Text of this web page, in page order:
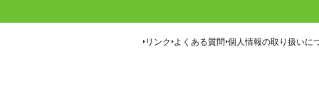
リンク よくある質問 個人情報の取り扱いに